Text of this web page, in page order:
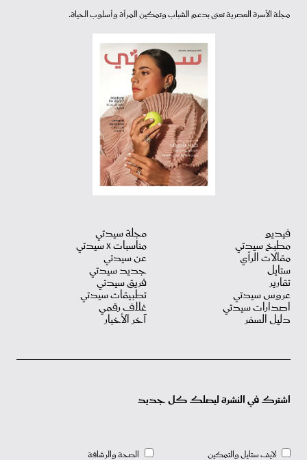
مجلة الأسرة العصرية تعنى بدعم الشباب وتمكين المرأة وأسلوب الحياة.
فيديو
مطبخ سيدتي
مقالات الرأي
ستايل
تقارير
عروس سيدتي
اصدارات سيدتي
دليل السفر
مجلة سيدتي
مناسبات X سيدتي
عن سيدتي
جديد سيدتي
فريق سيدتي
تطبيقات سيدتي
غلاف رقمي
آخر الأخبار
اشترك في النشرة ليصلك كل جديد
لايف ستايل والتمكين الصحة والرشاقة